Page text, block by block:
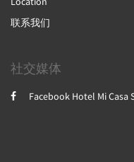
联系我们
社交媒体
Facebook Hotel Mi Casa